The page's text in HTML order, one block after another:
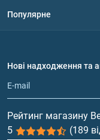
дарують шкірі
не допускають
зміцнюють
сприяють
компонентів з
Політика
Обмін та повернення
Популярне
Протеїн
Гейнери
Вітаміни та мінерали
Риб'ячий жир, жирні
Нові надходження та
Рейтинг магазину
5
(189